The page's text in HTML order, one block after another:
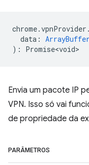
chrome.vpnProvider .
data : ArrayBuffer
) : Promise<void>
Envia um pacote IP
VPN. Isso só vai
de propriedade da
PARÂMETROS